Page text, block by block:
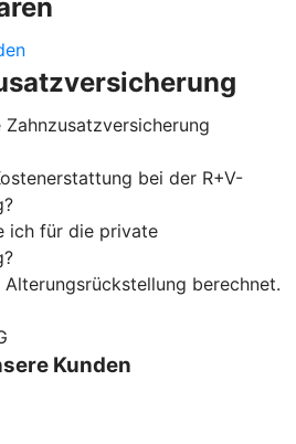
bei der R+V-
ich für die private
berechnet.
Kunden